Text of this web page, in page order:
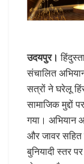
उदयपुर।
संचालित
सत्रों ने घरेलू
सामाजिक
गया। अभियान
और जावर सहित
बुनियादी स्तर